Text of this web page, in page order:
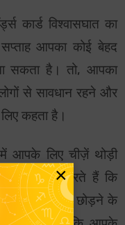
कार्ड विश्वासघात का
आपका कोई बेहद
सकता है। तो, आपका
से सावधान रहने और
कहता है।
आपके लिए चीज़ें थोड़ी
करते हैं कि
मौजूदा नौकरी छोड़ने के
×